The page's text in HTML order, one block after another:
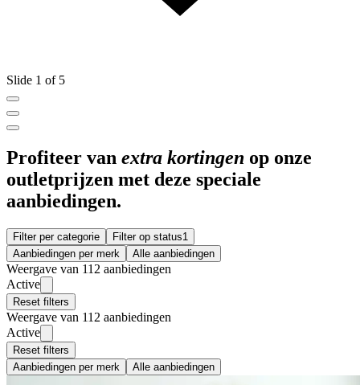
Slide 1 of 5
Profiteer van extra kortingen op onze
outletprijzen met deze speciale
aanbiedingen.
Filter per categorie Filter op status1
Aanbiedingen per merk
Alle aanbiedingen
Weergave van 112 aanbiedingen
Active
Reset filters
Weergave van 112 aanbiedingen
Active
Reset filters
Aanbiedingen per merk
Alle aanbiedingen